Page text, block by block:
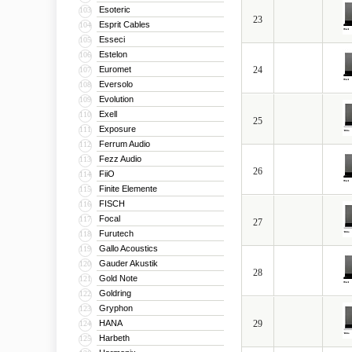
103 Esoteric
104 Esprit Cables
105 Esseci
106 Estelon
107 Euromet
108 Eversolo
109 Evolution
110 Exell
111 Exposure
112 Ferrum Audio
113 Fezz Audio
114 FiiO
115 Finite Elemente
116 FISCH
117 Focal
118 Furutech
119 Gallo Acoustics
120 Gauder Akustik
121 Gold Note
122 Goldring
123 Gryphon
124 HANA
125 Harbeth
23
24
25
26
27
28
29